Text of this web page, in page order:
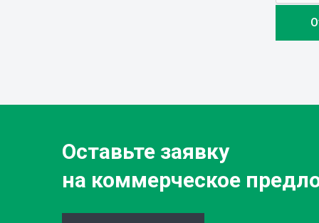
Оставьте заявку
на коммерческое